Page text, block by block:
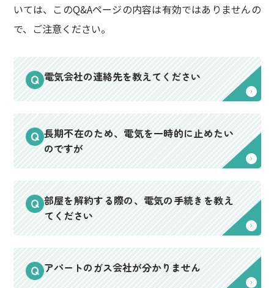
いては、このQ&Aページの内容は有効ではありませんの
で、ご注意ください。
電気会社の連絡先を教えてください
長期不在のため、電気を一時的に止めたい
のですが
部屋を解約する際の、電気の手続きを教え
てください
アパートのガス会社が分かりません